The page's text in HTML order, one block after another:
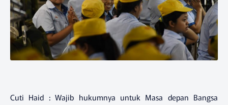
Cuti Haid : Wajib hukumnya untuk Masa depan Bangsa